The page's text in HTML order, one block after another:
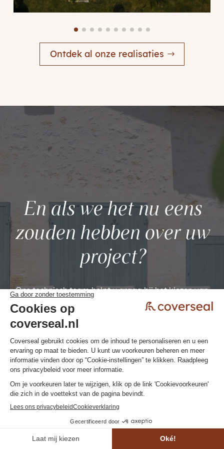
Ontdek al onze realisaties
En als we het nu eens
zouden hebben over uw
project?
Ons technisch team helpt u graag bij het kiezen van
de zwembadafdekking die het best past bij uw
behoeften en wensen.
Vraag een persoonlijke offerte
aan